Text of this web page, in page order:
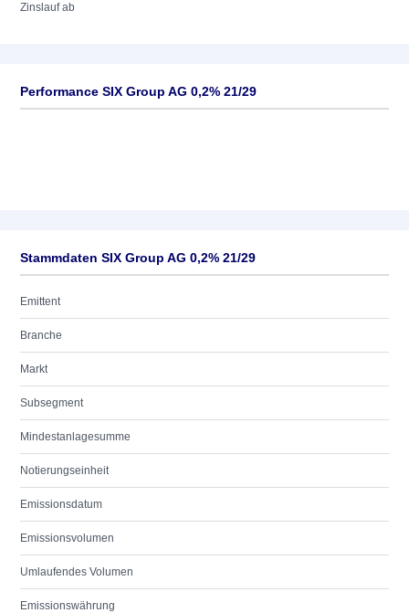
Zinslauf ab
Performance SIX Group AG 0,2% 21/29
Stammdaten SIX Group AG 0,2% 21/29
Emittent
Branche
Markt
Subsegment
Mindestanlagesumme
Notierungseinheit
Emissionsdatum
Emissionsvolumen
Umlaufendes Volumen
Emissionswährung